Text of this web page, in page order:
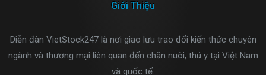
Giới Thiệu
Diễn đàn VietStock247 là nơi giao lưu trao đổi kiến thức chuyên
ngành và thương mại liên quan đến chăn nuôi, thú y tại Việt Nam
và quốc tế.